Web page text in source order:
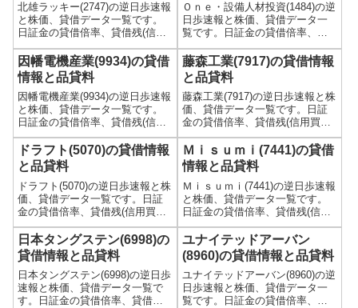
北雄ラッキー(2747)の逆日歩速報
と株価、貸借データ一覧です。
日証金の貸借倍率、貸借残(信用
買残、信用売残)、品貸料(逆日
歩)、東証の週末残高、規制(注意
喚起・申込停止)など、空売り関
連情報を集計し、図解でわかり
やすくまとめて掲載していま
す。
Ｏｎｅ・設備人材投資(1484)の逆
日歩速報と株価、貸借データ一
覧です。日証金の貸借倍率、貸
借残(信用買残、信用売残)、品貸
料(逆日歩)、東証の週末残高、規
制(注意喚起・申込停止)など、空
売り関連情報を集計し、図解で
わかりやすくまとめて掲載して
います。
因幡電機産業(9934)の貸借
情報と品貸料
因幡電機産業(9934)の逆日歩速報
と株価、貸借データ一覧です。
日証金の貸借倍率、貸借残(信用
買残、信用売残)、品貸料(逆日
歩)、東証の週末残高、規制(注意
喚起・申込停止)など、空売り関
連情報を集計し、図解でわかり
やすくまとめて掲載していま
す。
藤森工業(7917)の貸借情報
と品貸料
藤森工業(7917)の逆日歩速報と株
価、貸借データ一覧です。日証
金の貸借倍率、貸借残(信用買
残、信用売残)、品貸料(逆日
歩)、東証の週末残高、規制(注意
喚起・申込停止)など、空売り関
連情報を集計し、図解でわかり
やすくまとめて掲載していま
す。
ドラフト(5070)の貸借情報
と品貸料
ドラフト(5070)の逆日歩速報と株
価、貸借データ一覧です。日証
金の貸借倍率、貸借残(信用買
残、信用売残)、品貸料(逆日
歩)、東証の週末残高、規制(注意
喚起・申込停止)など、空売り関
連情報を集計し、図解でわかり
やすくまとめて掲載していま
す。
Ｍｉｓｕｍｉ(7441)の貸借
情報と品貸料
Ｍｉｓｕｍｉ(7441)の逆日歩速報
と株価、貸借データ一覧です。
日証金の貸借倍率、貸借残(信用
買残、信用売残)、品貸料(逆日
歩)、東証の週末残高、規制(注意
喚起・申込停止)など、空売り関
連情報を集計し、図解でわかり
やすくまとめて掲載していま
す。
日本タングステン(6998)の
貸借情報と品貸料
日本タングステン(6998)の逆日歩
速報と株価、貸借データ一覧で
す。日証金の貸借倍率、貸借残
ユナイテッドアーバン
(8960)の貸借情報と品貸料
ユナイテッドアーバン(8960)の逆
日歩速報と株価、貸借データ一
覧です。日証金の貸借倍率、貸